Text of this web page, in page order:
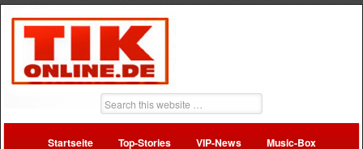
Startseite Top-Stories VIP-News Music-Box